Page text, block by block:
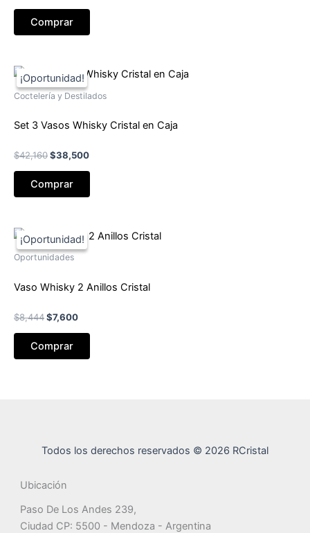
era:
Comprar
Coctelería y Destilados
Set 3 Vasos Whisky Cristal en Caja
$42,160El
era:
$38,500El
Comprar
Oportunidades
Vaso Whisky 2 Anillos Cristal
$8,444El
era:
$7,600El
Comprar
Todos los derechos reservados © 2026 RCristal
Ubicación
Paso De Los Andes 239,
Ciudad CP: 5500 - Mendoza - Argentina